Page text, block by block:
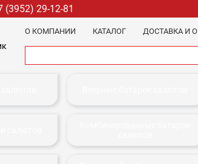
(3952) 29-12-81
О КОМПАНИИ КАТАЛОГ ДОСТАВКА И